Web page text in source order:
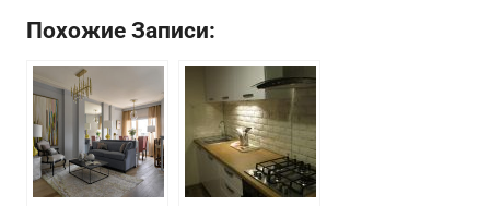
Похожие Записи: